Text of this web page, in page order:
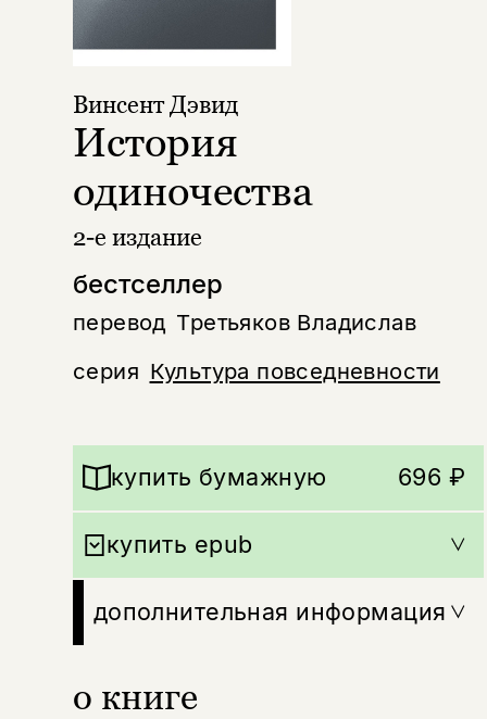
бестселлер
перевод Третьяков Владислав
серия Культура повседневности
Винсент Дэвид
История
одиночества
2-е издание
о книге
купить бумажную 696 ₽
купить epub
дополнительная информация